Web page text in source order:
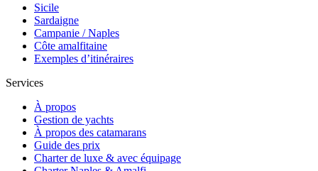
Sicile
Sardaigne
Campanie / Naples
Côte amalfitaine
Exemples d’itinéraires
Services
À propos
Gestion de yachts
À propos des catamarans
Guide des prix
Charter de luxe & avec équipage